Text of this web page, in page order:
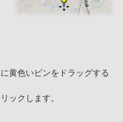
黄色いピンをドラッグする
ックします。